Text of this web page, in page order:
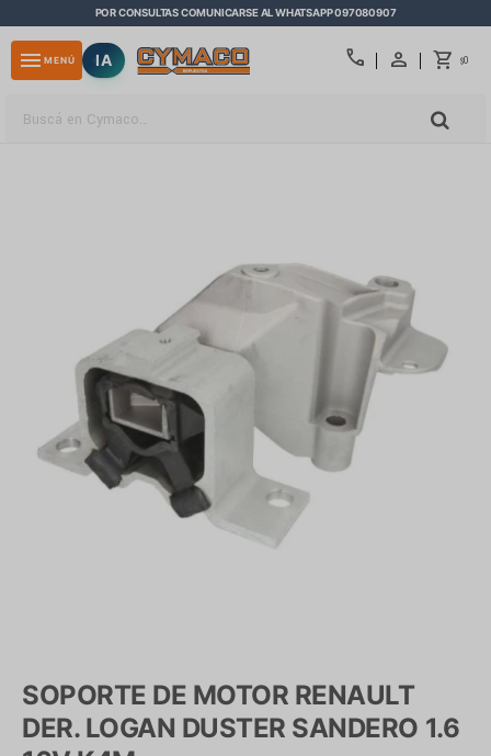
POR CONSULTAS COMUNICARSE AL WHATSAPP 097080907
call $0
menu MENÚ IA
SOPORTE DE MOTOR RENAULT
DER. LOGAN DUSTER SANDERO 1.6
close